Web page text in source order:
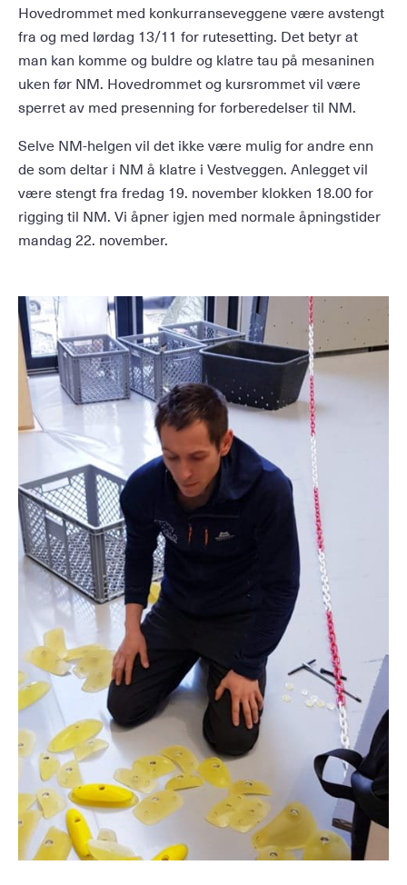
Hovedrommet med konkurranseveggene være avstengt
fra og med lørdag 13/11 for rutesetting. Det betyr at
man kan komme og buldre og klatre tau på mesaninen
uken før NM. Hovedrommet og kursrommet vil være
sperret av med presenning for forberedelser til NM.
Selve NM-helgen vil det ikke være mulig for andre enn
de som deltar i NM å klatre i Vestveggen. Anlegget vil
være stengt fra fredag 19. november klokken 18.00 for
rigging til NM. Vi åpner igjen med normale åpningstider
mandag 22. november.